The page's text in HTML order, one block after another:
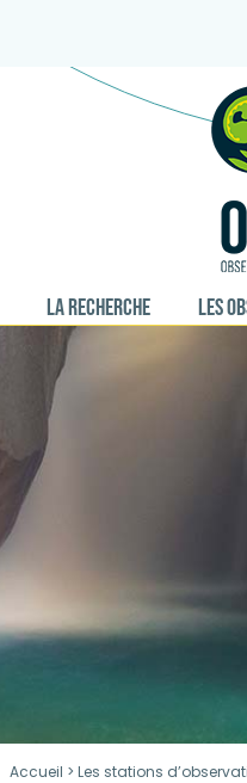
LA RECHERCHE LES
Accueil > Les stations